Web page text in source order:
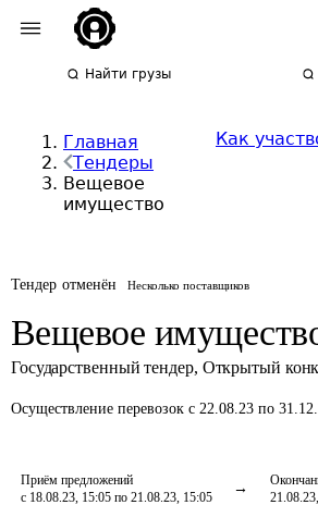
Найти грузы
Главная
Тендеры
Вещевое
имущество
Как
Тендер отменён Несколько поставщиков
Вещевое
Государственный тендер, Открытый
Осуществление перевозок с 22.08.23 по
Приём предложений
с 18.08.23, 15:05 по 21.08.23, 15:05